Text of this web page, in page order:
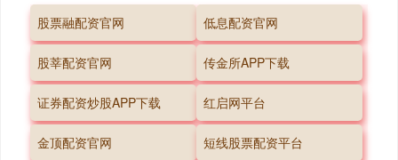
股票融配资官网 低息配资官网
股莘配资官网 传金所APP下载
证券配资炒股APP下载 红启网平台
金顶配资官网 短线股票配资平台